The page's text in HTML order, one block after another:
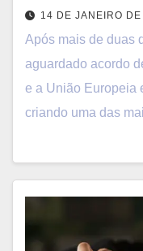
14 DE JANEIRO
Após mais de duas
aguardado acordo
e a União Europeia
criando uma das